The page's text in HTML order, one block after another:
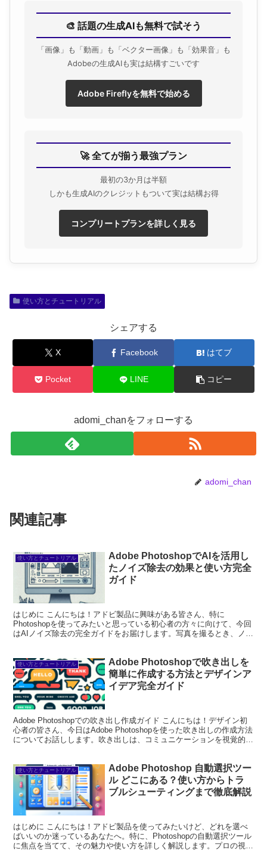
🎨 話題の生成AIも無料で試そう
「画像」も「動画」も「ベクター画像」も「効果音」も
Adobeの生成AIも実は結構すごいです
Adobe Fireflyを無料で始める
🚀 全てが揃う最強プラン
最初の3か月は半額
しかも生成AIのクレジットもついて実は結構お得
コンプリートプランを詳しく見る
使い方とチュートリアル
シェアする
X Facebook はてブ
Pocket LINE コピー
adomi_chanをフォローする
adomi_chan
関連記事
使い方とチュートリアル
Adobe PhotoshopでAIを活用し
たノイズ除去の効果と使い方完全
ガイド
はじめに こんにちは！アドビ製品に興味がある皆さん、特に
Photoshopを使ってみたいと思っている初心者の方々に向けて、今回
はAIノイズ除去の完全ガイドをお届けします。写真を撮るとき、ノイ
使い方とチュートリアル
Adobe Photoshopで吹き出しを
簡単に作成する方法とデザインア
イデア完全ガイド
Adobe Photoshopでの吹き出し作成ガイド こんにちは！デザイン初
心者の皆さん、今日はAdobe Photoshopを使った吹き出しの作成方法
についてお話しします。吹き出しは、コミュニケーションを視覚的に
使い方とチュートリアル
Adobe Photoshop 自動選択ツー
ル どこにある？使い方からトラ
ブルシューティングまで徹底解説
はじめに こんにちは！アドビ製品を使ってみたいけど、どれを選べ
ばいいのか迷っているあなたへ。特に、Photoshopの自動選択ツール
に焦点を当てて、その魅力や使い方を詳しく解説します。プロの視点